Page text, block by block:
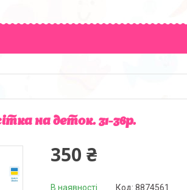
на деток. 31-36р.
350 ₴
В наявності Код: 8874561